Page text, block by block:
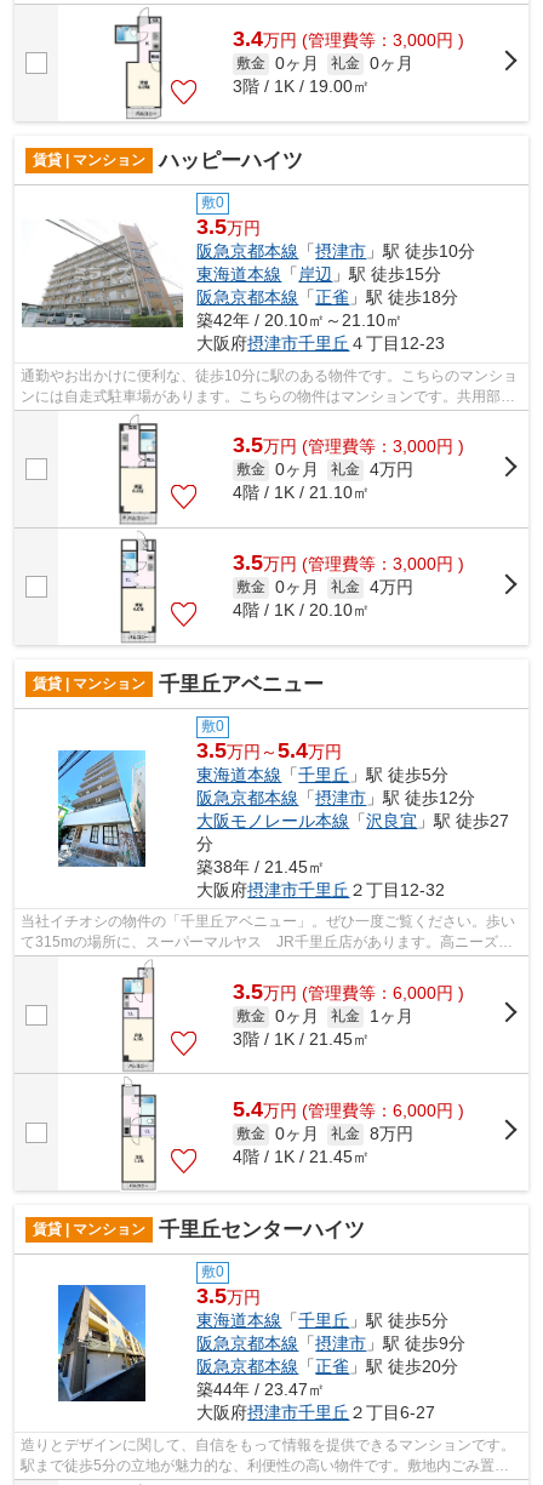
るので、カードで決済したい方にもお...
3.4万円 (管理費等：3,000円 )
敷金 0ヶ月 礼金 0ヶ月
3階 / 1K / 19.00㎡
賃貸 | マンション ハッピーハイツ
敷0
3.5万円
阪急京都本線 「摂津市 」駅 徒歩10分
東海道本線 「 岸辺 」駅 徒歩15分
阪急京都本線 「正雀 」駅 徒歩18分
築42年 / 20.10㎡～21.10㎡
大阪府摂津市千里丘 ４丁目12-23
通勤やお出かけに便利な、徒歩10分に駅のある物件です。こちらのマンショ
ンには自走式駐車場があります。こちらの物件はマンションです。共用部に
は敷地内ごみ置き場・エレベータなど...
3.5万円 (管理費等：3,000円 )
敷金 0ヶ月 礼金 4万円
4階 / 1K / 21.10㎡
3.5万円 (管理費等：3,000円 )
敷金 0ヶ月 礼金 4万円
4階 / 1K / 20.10㎡
賃貸 | マンション 千里丘アベニュー
敷0
3.5万円～5.4万円
東海道本線 「千里丘 」駅 徒歩5分
阪急京都本線 「摂津市 」駅 徒歩12分
大阪モノレール本線 「沢良宜 」駅 徒歩27
分
築38年 / 21.45㎡
大阪府摂津市千里丘 ２丁目12-32
当社イチオシの物件の「千里丘アベニュー」。ぜひ一度ご覧ください。歩い
て315mの場所に、スーパーマルヤス JR千里丘店があります。高ニーズな
駅近の物件で、徒歩5分で駅に行くことが...
3.5万円 (管理費等：6,000円 )
敷金 0ヶ月 礼金
1ヶ月
3階 / 1K / 21.45㎡
5.4万円 (管理費等：6,000円 )
敷金 0ヶ月 礼金 8万円
4階 / 1K / 21.45㎡
賃貸 | マンション 千里丘センターハイツ
敷0
3.5万円
東海道本線 「千里丘 」駅 徒歩5分
阪急京都本線 「摂津市 」駅 徒歩9分
阪急京都本線 「正雀 」駅 徒歩20分
築44年 / 23.47㎡
大阪府摂津市千里丘 ２丁目6-27
造りとデザインに関して、自信をもって情報を提供できるマンションです。
駅まで徒歩5分の立地が魅力的な、利便性の高い物件です。敷地内ごみ置き